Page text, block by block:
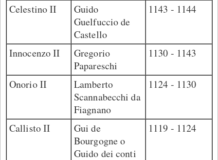
Celestino II
Guido
Guelfuccio de
Castello
1143 - 1144
Innocenzo II
Gregorio
Papareschi
1130 - 1143
Onorio II
Lamberto
Scannabecchi da
Fiagnano
1124 - 1130
Callisto II
Gui de
Bourgogne o
Guido dei conti
1119 - 1124